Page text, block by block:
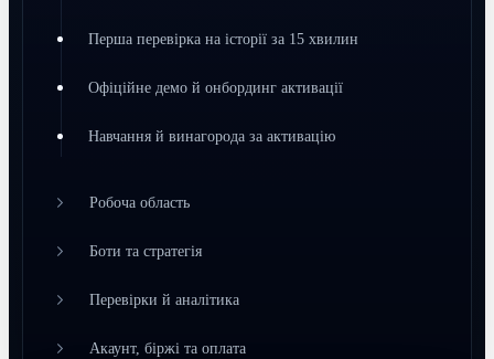
Перша перевірка на історії за 15 хвилин
Офіційне демо й онбординг активації
Навчання й винагорода за активацію
Робоча область
Боти та стратегія
Перевірки й аналітика
Акаунт, біржі та оплата